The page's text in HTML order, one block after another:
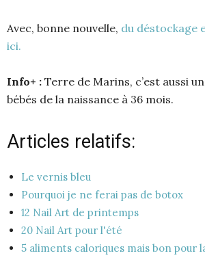
Avec, bonne nouvelle, du déstockage
ici.
Info+ : Terre de Marins, c’est aussi
bébés de la naissance à 36 mois.
Articles relatifs:
Le vernis bleu
Pourquoi je ne ferai pas de botox
12 Nail Art de printemps
20 Nail Art pour l'été
5 aliments caloriques mais bon pour